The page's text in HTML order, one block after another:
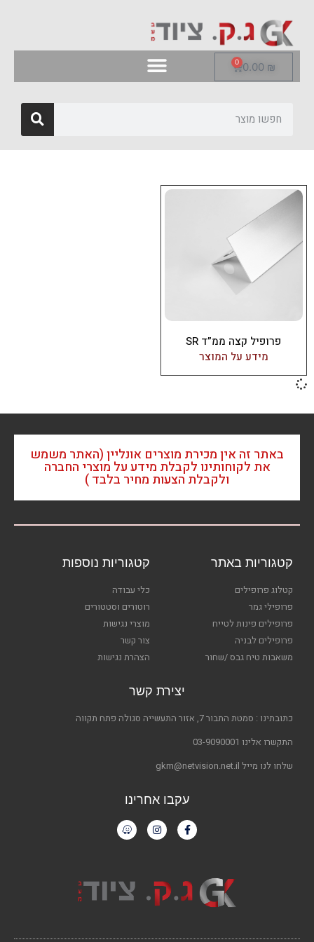
0.00 ₪
0
פרופיל קצה ממ”ד SR
מידע על המוצר
באתר זה אין מכירת מוצרים אונליין (האתר משמש
את לקוחותינו לקבלת מידע על מוצרי החברה
ולקבלת הצעות מחיר בלבד )
קטגוריות באתר
קטלוג פרופילים
פרופילי גמר
פרופילים פינות לטייח
פרופילים לבניה
משאבות טיח גבס /שחור
קטגוריות נוספות
כלי עבודה
רוטורים וסטטורים
מוצרי נגישות
צור קשר
הצהרת נגישות
יצירת קשר
כתובתינו : סמטת התבור 7, אזור התעשייה סגולה פתח תקווה
התקשרו אלינו 03-9090001
שלחו לנו מייל gkm@netvision.net.il
עקבו אחרינו